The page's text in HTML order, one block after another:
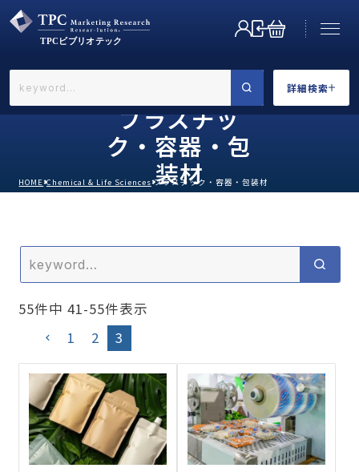
詳細検索
←戻る
カテゴリで選ぶ
調査の種類で選ぶ
プラスチッ
ク・容器・包
装材
HOME Chemical & Life Sciences プラスチック・容器・包装材
55件中 41-55件表示
1
2 3